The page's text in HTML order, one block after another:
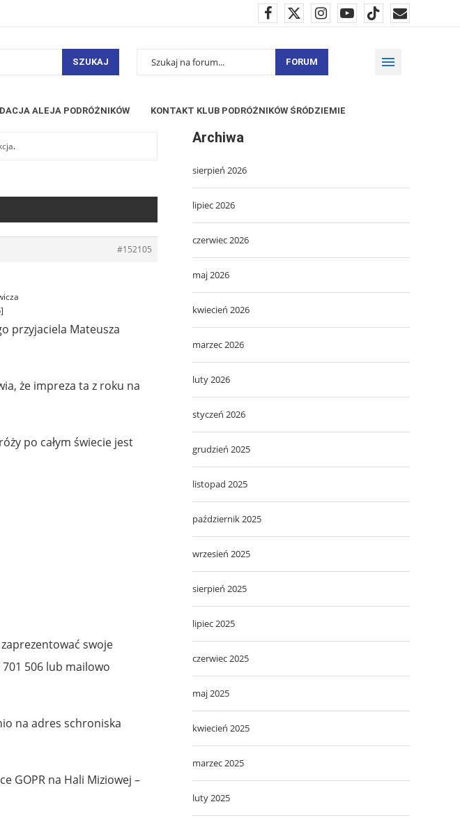
SZUKAJ FORUM
ALEJA PODRÓŻNIKÓW KONTAKT KLUB PODRÓŻNIKÓW ŚRÓDZIEMIE
.
#152105
przyjaciela Mateusza
że impreza ta z roku na
po całym świecie jest
swoje
506 lub mailowo
na adres schroniska
GOPR na Hali Miziowej –
Archiwa
sierpień 2026
lipiec 2026
czerwiec 2026
maj 2026
kwiecień 2026
marzec 2026
luty 2026
styczeń 2026
grudzień 2025
listopad 2025
październik 2025
wrzesień 2025
sierpień 2025
lipiec 2025
czerwiec 2025
maj 2025
kwiecień 2025
marzec 2025
luty 2025